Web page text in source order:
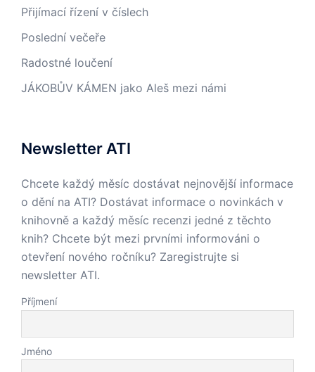
Přijímací řízení v číslech
Poslední večeře
Radostné loučení
JÁKOBŮV KÁMEN jako Aleš mezi námi
Newsletter ATI
Chcete každý měsíc dostávat nejnovější informace
o dění na ATI? Dostávat informace o novinkách v
knihovně a každý měsíc recenzi jedné z těchto
knih? Chcete být mezi prvními informováni o
otevření nového ročníku? Zaregistrujte si
newsletter ATI.
Příjmení
Jméno